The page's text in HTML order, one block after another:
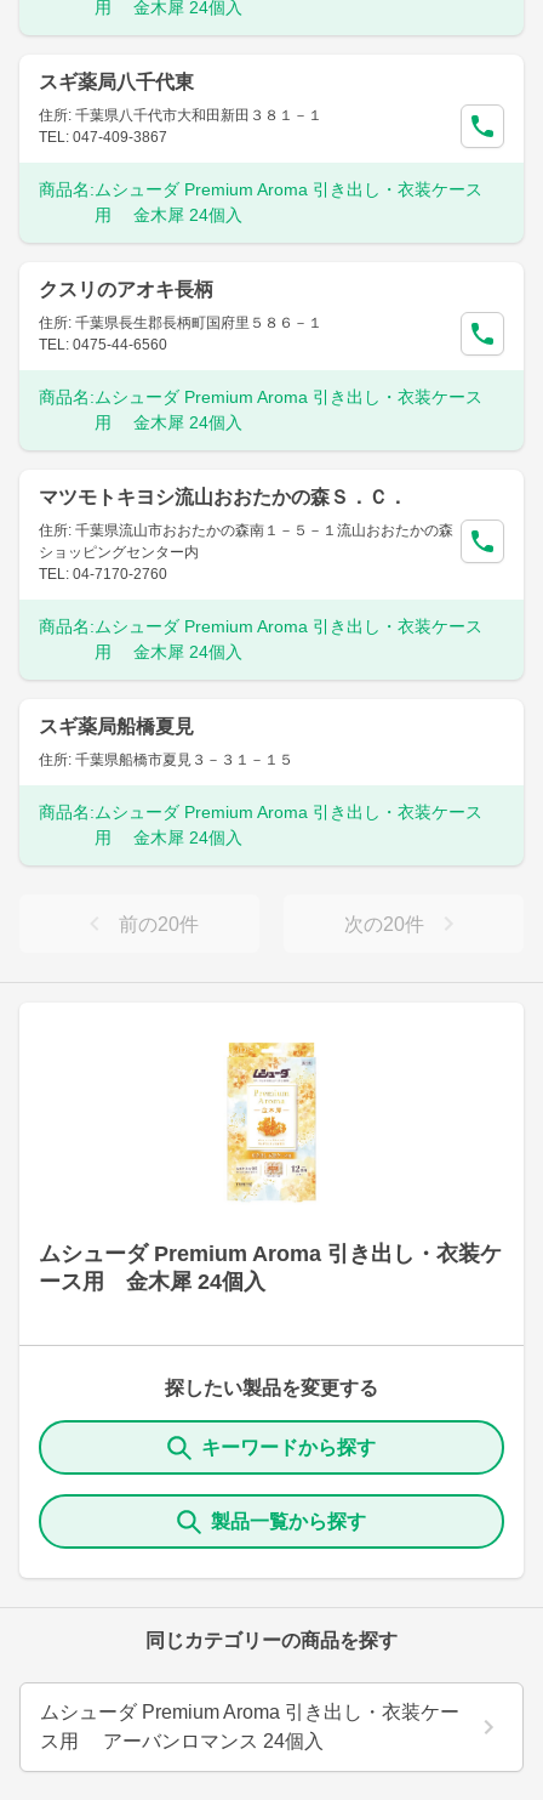
ムシューダ Premium Aroma 引き出し・衣装ケ
ース用 金木犀 24個入
探したい製品を変更する
キーワードから探す
製品一覧から探す
同じカテゴリーの商品を探す
ムシューダ Premium Aroma 引き出し・衣装ケー
ス用 アーバンロマンス 24個入
用 金木犀 24個入
スギ薬局八千代東
住所: 千葉県八千代市大和田新田３８１－１
TEL: 047-409-3867
商品名: ムシューダ Premium Aroma 引き出し・衣装ケース
用 金木犀 24個入
クスリのアオキ長柄
住所: 千葉県長生郡長柄町国府里５８６－１
TEL: 0475-44-6560
商品名: ムシューダ Premium Aroma 引き出し・衣装ケース
用 金木犀 24個入
マツモトキヨシ流山おおたかの森Ｓ．Ｃ．
住所: 千葉県流山市おおたかの森南１－５－１流山おおたかの森
ショッピングセンター内
TEL: 04-7170-2760
商品名: ムシューダ Premium Aroma 引き出し・衣装ケース
用 金木犀 24個入
スギ薬局船橋夏見
住所: 千葉県船橋市夏見３－３１－１５
商品名: ムシューダ Premium Aroma 引き出し・衣装ケース
用 金木犀 24個入
前の20件 次の20件